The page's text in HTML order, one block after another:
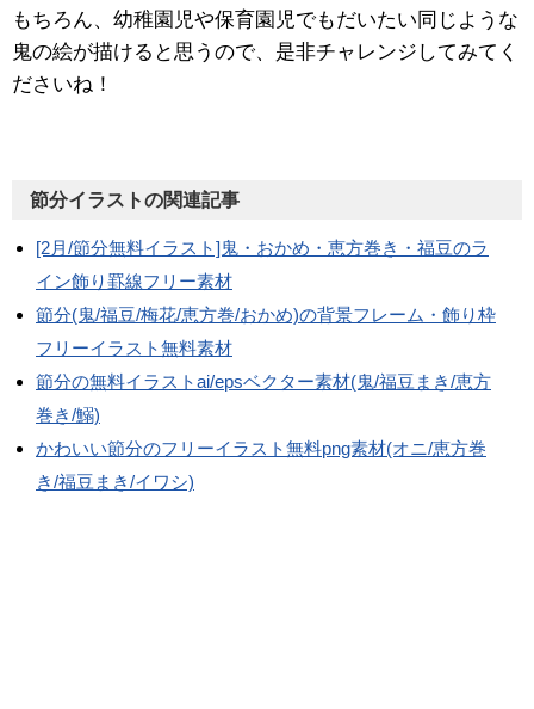
もちろん、幼稚園児や保育園児でもだいたい同じような
鬼の絵が描けると思うので、是非チャレンジしてみてく
ださいね！
節分イラストの関連記事
[2月/節分無料イラスト]鬼・おかめ・恵方巻き・福豆のラ
イン飾り罫線フリー素材
節分(鬼/福豆/梅花/恵方巻/おかめ)の背景フレーム・飾り枠
フリーイラスト無料素材
節分の無料イラストai/epsベクター素材(鬼/福豆まき/恵方
巻き/鰯)
かわいい節分のフリーイラスト無料png素材(オニ/恵方巻
き/福豆まき/イワシ)